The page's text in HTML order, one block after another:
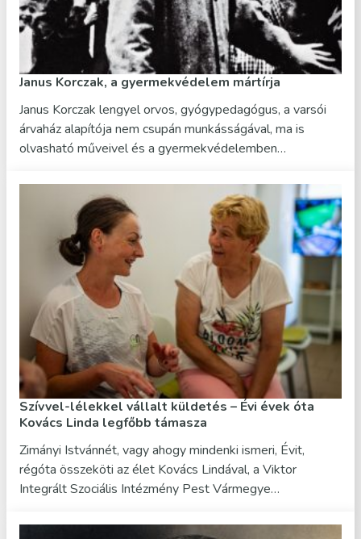
Janus Korczak, a gyermekvédelem mártírja
Janus Korczak lengyel orvos, gyógypedagógus, a varsói
árvaház alapítója nem csupán munkásságával, ma is
olvasható műveivel és a gyermekvédelemben…
Szívvel-lélekkel vállalt küldetés – Évi évek óta
Kovács Linda legfőbb támasza
Zimányi Istvánnét, vagy ahogy mindenki ismeri, Évit,
régóta összeköti az élet Kovács Lindával, a Viktor
Integrált Szociális Intézmény Pest Vármegye…